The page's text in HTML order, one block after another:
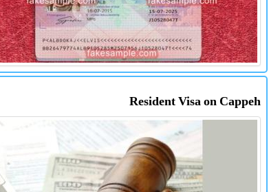
Resident Visa on Cappeh